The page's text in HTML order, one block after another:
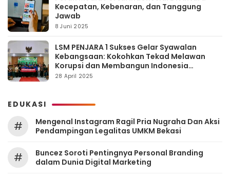
Kecepatan, Kebenaran, dan Tanggung
Jawab
8 Juni 2025
LSM PENJARA 1 Sukses Gelar Syawalan
Kebangsaan: Kokohkan Tekad Melawan
Korupsi dan Membangun Indonesia
Berintegritas
28 April 2025
EDUKASI
#
Mengenal Instagram Ragil Pria Nugraha Dan Aksi
Pendampingan Legalitas UMKM Bekasi
#
‎Buncez Soroti Pentingnya Personal Branding
dalam Dunia Digital Marketing